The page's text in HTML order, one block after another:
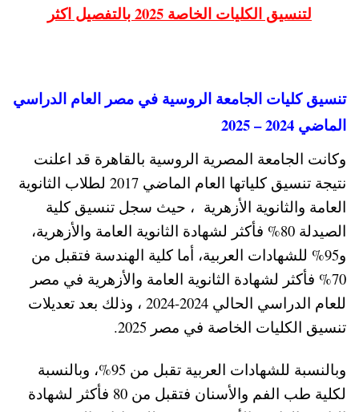
لتنسيق الكليات الخاصة 2025 بالتفصيل اكثر
تنسيق كليات الجامعة الروسية في مصر العام الدراسي
الماضي 2024 – 2025
وكانت الجامعة المصرية الروسية بالقاهرة قد اعلنت
نتيجة تنسيق كلياتها العام الماضي 2017 لطلاب الثانوية
العامة والثانوية الأزهرية ، حيث سجل تنسيق كلية
الصيدلة 80% فأكثر لشهادة الثانوية العامة والأزهرية،
و95% للشهادات العربية، أما كلية الهندسة فتقبل من
70% فأكثر لشهادة الثانوية العامة والأزهرية في مصر
للعام الدراسي الحالي 2024-2024 ، وذلك بعد تعديلات
تنسيق الكليات الخاصة في مصر 2025.
وبالنسبة للشهادات العربية تقبل من 95%، وبالنسبة
لكلية طب الفم والأسنان فتقبل من 80 فأكثر لشهادة